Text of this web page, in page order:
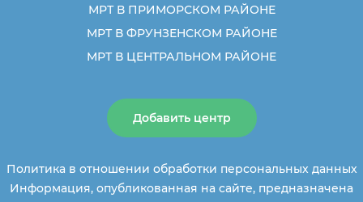
МРТ В ПРИМОРСКОМ РАЙОНЕ
МРТ В ФРУНЗЕНСКОМ РАЙОНЕ
МРТ В ЦЕНТРАЛЬНОМ РАЙОНЕ
Добавить центр
Политика в отношении обработки персональных данных
Информация, опубликованная на сайте, предназначена